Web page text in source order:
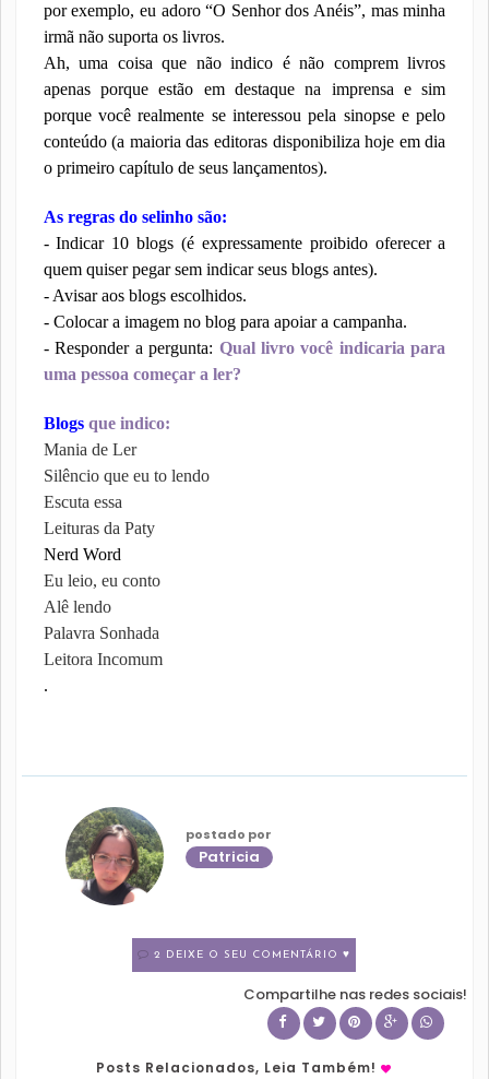
por exemplo, eu adoro “O Senhor dos Anéis”, mas minha
irmã não suporta os livros.
Ah, uma coisa que não indico é não comprem livros
apenas porque estão em destaque na imprensa e sim
porque você realmente se interessou pela sinopse e pelo
conteúdo (a maioria das editoras disponibiliza hoje em dia
o primeiro capítulo de seus lançamentos).
As regras do selinho são:
- Indicar 10 blogs (é expressamente proibido oferecer a
quem quiser pegar sem indicar seus blogs antes).
- Avisar aos blogs escolhidos.
- Colocar a imagem no blog para apoiar a campanha.
- Responder a pergunta: Qual livro você indicaria para
uma pessoa começar a ler?
Blogs que indico:
Mania de Ler
Silêncio que eu to lendo
Escuta essa
Leituras da Paty
Nerd Word
Eu leio, eu conto
Alê lendo
Palavra Sonhada
Leitora Incomum
.
postado por
Patricia
2 DEIXE O SEU COMENTÁRIO ♥
Compartilhe nas redes sociais!
Posts Relacionados, Leia Também!